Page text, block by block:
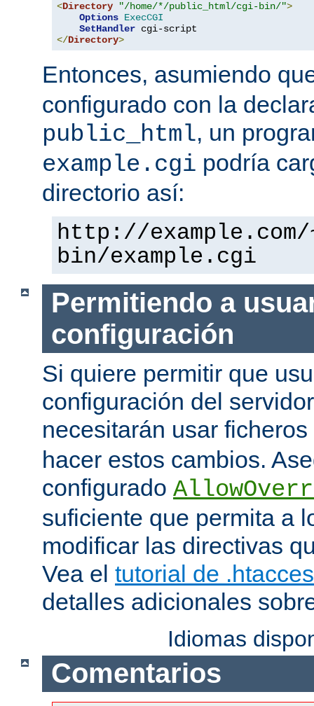
<Directory "/home/*/public_html/cgi-bin/">
Options ExecCGI
SetHandler
</Directory>
Entonces, asumiendo
configurado con la
public_html, un
example.cgi podría
directorio así:
http://
bin/example.cgi
Permitiendo a
configuración
Si quiere permitir que
configuración del
necesitarán usar ficheros
hacer estos cambios.
configurado
suficiente que permita a
modificar las directivas
Vea el tutorial de
detalles adicionales
Idiomas
Comentarios